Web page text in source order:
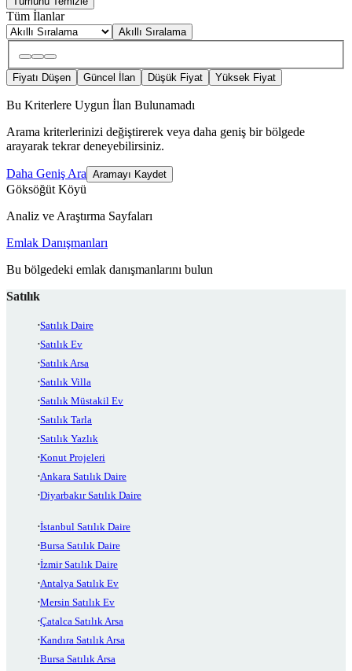
Tüm İlanlar
Akıllı Sıralama
Fiyatı Düşen Güncel İlan Düşük Fiyat Yüksek Fiyat
Bu Kriterlere Uygun İlan Bulunamadı
Arama kriterlerinizi değiştirerek veya daha geniş bir bölgede
arayarak tekrar deneyebilirsiniz.
Daha Geniş Ara Aramayı Kaydet
Göksöğüt Köyü
Analiz ve Araştırma Sayfaları
Emlak Danışmanları
Bu bölgedeki emlak danışmanlarını bulun
Satılık
Satılık Daire
Satılık Ev
Satılık Arsa
Satılık Villa
Satılık Müstakil Ev
Satılık Tarla
Satılık Yazlık
Konut Projeleri
Ankara Satılık Daire
Diyarbakır Satılık Daire
İstanbul Satılık Daire
Bursa Satılık Daire
İzmir Satılık Daire
Antalya Satılık Ev
Mersin Satılık Ev
Çatalca Satılık Arsa
Kandıra Satılık Arsa
Bursa Satılık Arsa